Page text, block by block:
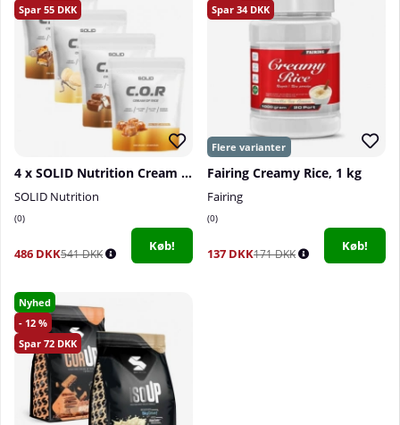
55
4 x SOLID Nutrition Cream Of Rice, 1 kg
SOLID Nutrition
0
486 DKK541 DKK
Køb!
34
Fairing Creamy Rice, 1 kg
Fairing
0
137 DKK171 DKK
Køb!
Nyhed
12
72